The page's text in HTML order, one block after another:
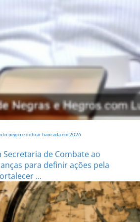
negro e dobrar bancada em 2026
de Combate ao
para definir ações pela
...